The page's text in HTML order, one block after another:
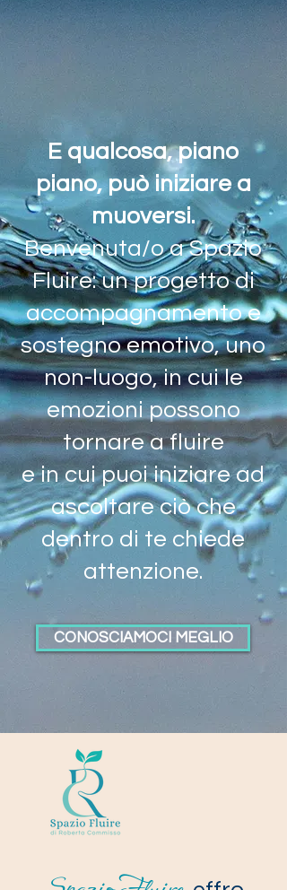
E qualcosa, piano
piano, può iniziare a
muoversi.
Benvenuta/o a Spazio
Fluire: un progetto di
accompagnamento e
sostegno emotivo,uno
non-luogo, in cui le
emozioni possono
tornare a fluire
e in cui puoi iniziare ad
ascoltare ciò che
dentro di te chiede
attenzione.
CONOSCIAMOCI MEGLIO